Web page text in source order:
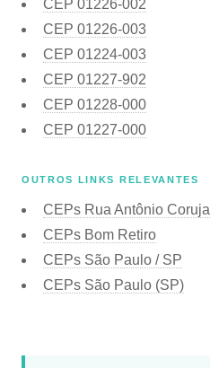
CEP 01226-002
CEP 01226-003
CEP 01224-003
CEP 01227-902
CEP 01228-000
CEP 01227-000
OUTROS LINKS RELEVANTES
CEPs Rua Antônio Coruja
CEPs Bom Retiro
CEPs São Paulo / SP
CEPs São Paulo (SP)